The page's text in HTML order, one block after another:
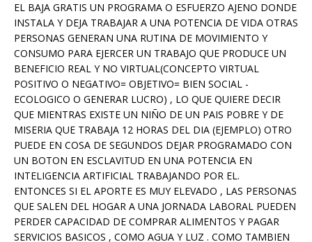
EL BAJA GRATIS UN PROGRAMA O ESFUERZO AJENO DONDE
INSTALA Y DEJA TRABAJAR A UNA POTENCIA DE VIDA OTRAS
PERSONAS GENERAN UNA RUTINA DE MOVIMIENTO Y
CONSUMO PARA EJERCER UN TRABAJO QUE PRODUCE UN
BENEFICIO REAL Y NO VIRTUAL(CONCEPTO VIRTUAL
POSITIVO O NEGATIVO= OBJETIVO= BIEN SOCIAL -
ECOLOGICO O GENERAR LUCRO) , LO QUE QUIERE DECIR
QUE MIENTRAS EXISTE UN NIÑO DE UN PAIS POBRE Y DE
MISERIA QUE TRABAJA 12 HORAS DEL DIA (EJEMPLO) OTRO
PUEDE EN COSA DE SEGUNDOS DEJAR PROGRAMADO CON
UN BOTON EN ESCLAVITUD EN UNA POTENCIA EN
INTELIGENCIA ARTIFICIAL TRABAJANDO POR EL.
ENTONCES SI EL APORTE ES MUY ELEVADO , LAS PERSONAS
QUE SALEN DEL HOGAR A UNA JORNADA LABORAL PUEDEN
PERDER CAPACIDAD DE COMPRAR ALIMENTOS Y PAGAR
SERVICIOS BASICOS , COMO AGUA Y LUZ . COMO TAMBIEN